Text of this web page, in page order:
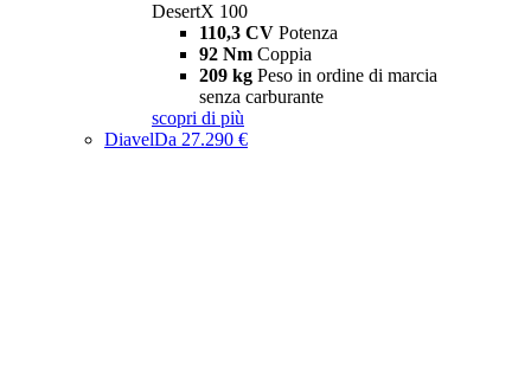
DesertX 100
110,3 CV Potenza
92 Nm Coppia
209 kg Peso in ordine di marcia
senza carburante
scopri di più
DiavelDa 27.290 €